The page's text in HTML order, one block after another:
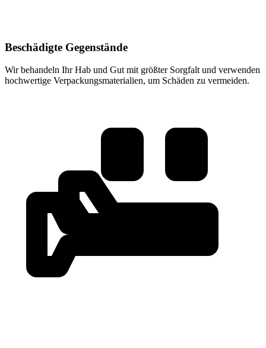
Beschädigte Gegenstände
Wir behandeln Ihr Hab und Gut mit größter Sorgfalt und verwenden
hochwertige Verpackungsmaterialien, um Schäden zu vermeiden.